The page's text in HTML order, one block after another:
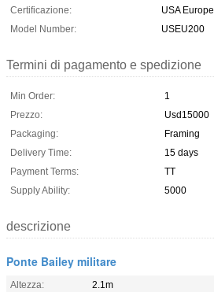
Certificazione:
USA Europe
Model Number:
USEU200
Termini di pagamento e spedizione
Min Order:
1
Prezzo:
Usd15000
Packaging:
Framing
Delivery Time:
15 days
Payment Terms:
TT
Supply Ability:
5000
descrizione
Ponte Bailey militare
Altezza:
2.1m